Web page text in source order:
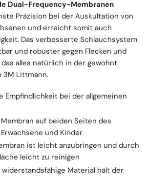
Dual-Frequency-Membranen
Präzision bei der Auskultation von
und erreicht somit auch
Das verbesserte Schlauchsystem
und robuster gegen Flecken und
alles natürlich in der gewohnt
3M Littmann.
Empfindlichkeit bei der allgemeinen
auf beiden Seiten des
und Kinder
ist leicht anzubringen und durch
leicht zu reinigen
Material hält der